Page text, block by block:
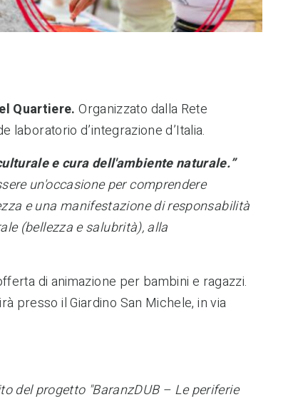
Quartiere. Organizzato dalla Rete
laboratorio d’integrazione d’Italia.
e cura dell'ambiente naturale.”
un'occasione per comprendere
e una manifestazione di responsabilità
(bellezza e salubrità), alla
di animazione per bambini e ragazzi.
presso il Giardino San Michele, in via
del progetto "BaranzDUB – Le periferie